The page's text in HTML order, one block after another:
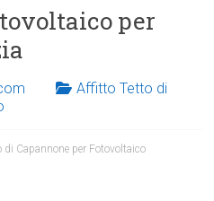
per
Affitto Tetto di
di Capannone per Fotovoltaico